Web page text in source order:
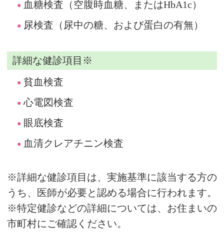
血糖検査（空腹時血糖、またはHbA1c）
尿検査（尿中の糖、および蛋白の有無）
詳細な健診項目※
貧血検査
心電図検査
眼底検査
血清クレアチニン検査
※詳細な健診項目は、実施基準に該当する方の
うち、医師が必要と認める場合に行われます。
※特定健診などの詳細については、お住まいの
市町村にご確認ください。